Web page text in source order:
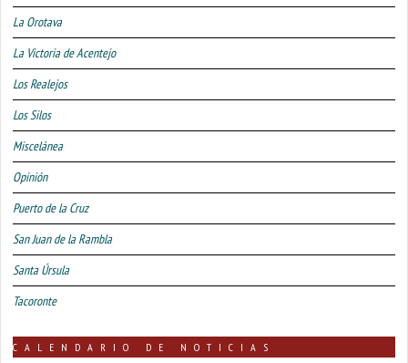
La Orotava
La Victoria de Acentejo
Los Realejos
Los Silos
Miscelánea
Opinión
Puerto de la Cruz
San Juan de la Rambla
Santa Úrsula
Tacoronte
CALENDARIO DE NOTICIAS